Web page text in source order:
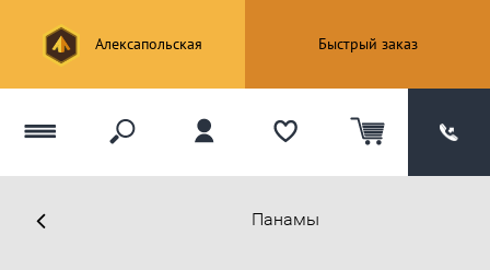
Алексапольская Быстрый заказ
Панамы